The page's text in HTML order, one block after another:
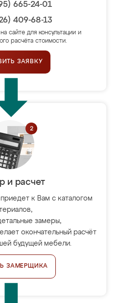
665-24-01
409-68-13
сайте для консультации и
расчёта стоимости.
ЗАЯВКУ
и расчет
к Вам с каталогом
замеры,
окончательный расчёт
будущей мебели.
ЗАМЕРЩИКА